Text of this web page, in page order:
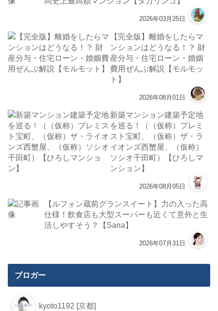
2026年03月25日
【完全版】離婚をしたらマ
ンションはどうなる！？ 財
産分与・住宅ローン・婚姻
費用ぜんぶ解説【モルモッ
ト】
2026年08月01日
新築マンション建築予定地
を巡る！（（仮称）プレミ
スト宝町、（仮称）ザ・ラ
イオンズ西蟹屋、（仮称）
ソシオ千田町）【ひろしマ
ンション】
2026年08月05日
【ルフォン蔵前グランスイート】力の入った高
仕様！飲食店も大型スーパーも近くて意外と生
活しやすそう？【Sana】
2026年07月31日
ブロガー
kyoto1192 [京都]